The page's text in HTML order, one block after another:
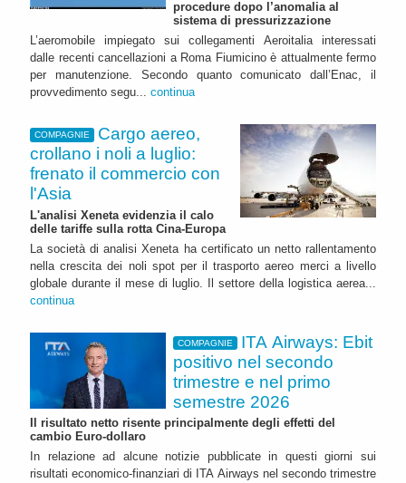
procedure dopo l’anomalia al
sistema di pressurizzazione
L’aeromobile impiegato sui collegamenti Aeroitalia interessati
dalle recenti cancellazioni a Roma Fiumicino è attualmente fermo
per manutenzione. Secondo quanto comunicato dall’Enac, il
provvedimento segu... continua
COMPAGNIE
Cargo aereo,
crollano i noli a luglio:
frenato il commercio con
l'Asia
L'analisi Xeneta evidenzia il calo
delle tariffe sulla rotta Cina-Europa
La società di analisi Xeneta ha certificato un netto rallentamento
nella crescita dei noli spot per il trasporto aereo merci a livello
globale durante il mese di luglio. Il settore della logistica aerea...
continua
COMPAGNIE
ITA Airways: Ebit
positivo nel secondo
trimestre e nel primo
semestre 2026
Il risultato netto risente principalmente degli effetti del
cambio Euro-dollaro
In relazione ad alcune notizie pubblicate in questi giorni sui
risultati economico-finanziari di ITA Airways nel secondo trimestre